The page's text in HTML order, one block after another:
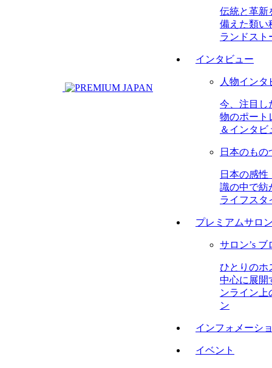
伝統と革新
備えた類い
ランドスト
インタビュー
人物インタ
今、注目し
物のポート
＆インタビ
日本のもの
日本の感性
識の中で紡
ライフスタ
プレミアムサロ
サロン’s ブ
ひとりのホ
中心に展開
ンライン上
ン
インフォメーシ
イベント